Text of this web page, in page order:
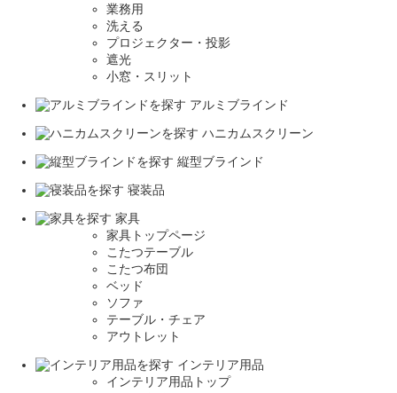
業務用
洗える
プロジェクター・投影
遮光
小窓・スリット
アルミブラインド
ハニカムスクリーン
縦型ブラインド
寝装品
家具
家具トップページ
こたつテーブル
こたつ布団
ベッド
ソファ
テーブル・チェア
アウトレット
インテリア用品
インテリア用品トップ